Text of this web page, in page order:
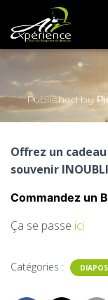
Published by
Offrez un cadeau
souvenir
Commandez un
Ça se passe ici
Catégories : DIAPOS